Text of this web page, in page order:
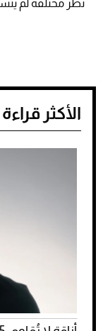
نظر مختلفة لم
الأكثر قراءة